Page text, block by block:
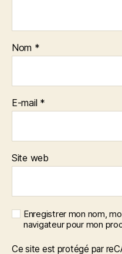
Nom *
E-mail *
Site web
Enregistrer mon nom,
navigateur pour mon
Ce site est protégé par